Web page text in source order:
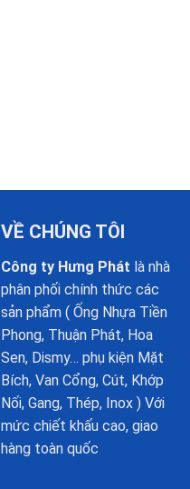
VỀ CHÚNG TÔI
Công ty Hưng Phát là nhà
phân phối chính thức các
sản phẩm ( Ống Nhựa Tiền
Phong, Thuận Phát, Hoa
Sen, Dismy… phụ kiện Mặt
Bích, Van Cổng, Cút, Khớp
Nối, Gang, Thép, Inox ) Với
mức chiết khấu cao, giao
hàng toàn quốc